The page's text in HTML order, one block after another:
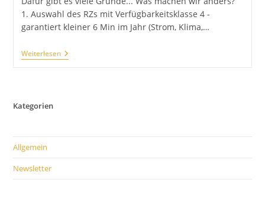
1. Auswahl des RZs mit Verfügbarkeitsklasse 4 -
garantiert kleiner 6 Min im Jahr (Strom, Klima,…
Weiterlesen0
Minuten
Kategorien
Allgemein
Newsletter